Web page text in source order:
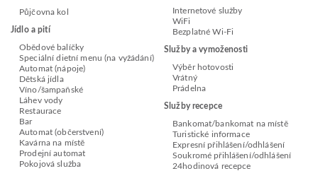
Půjčovna kol
Jídlo a pití
Obědové balíčky
Speciální dietní menu (na vyžádání)
Automat (nápoje)
Dětská jídla
Víno/šampaňské
Láhev vody
Restaurace
Bar
Automat (občerstvení)
Kavárna na místě
Prodejní automat
Pokojová služba
Internetové služby
WiFi
Bezplatné Wi-Fi
Služby a vymoženosti
Výběr hotovosti
Vrátný
Prádelna
Služby recepce
Bankomat/bankomat na místě
Turistické informace
Expresní přihlášení/odhlášení
Soukromé přihlášení/odhlášení
24hodinová recepce